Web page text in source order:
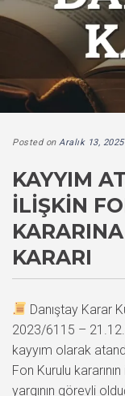
Posted on Aralık 13, 2025
KAYYIM
İLIŞKIN
KARARI
Danıştay Karar
2023/6115 –
kayyım olarak
Fon Kurulu
yargının görevli